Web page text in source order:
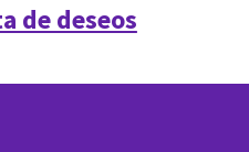
de deseos